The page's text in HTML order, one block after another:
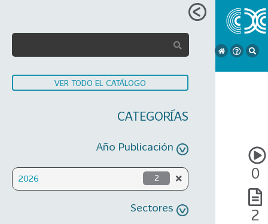
VER TODO EL CATÁLOGO
CATEGORÍAS
Año Publicación
2026 2
Sectores
0
2